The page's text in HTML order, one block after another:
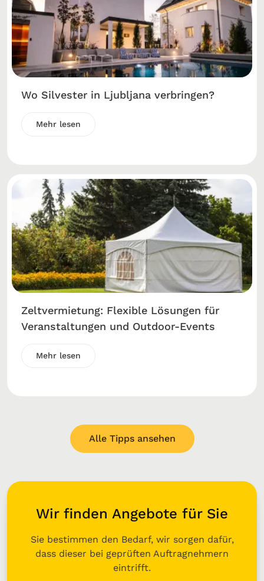
Wo Silvester in Ljubljana verbringen?
Mehr lesen
Zeltvermietung: Flexible Lösungen für
Veranstaltungen und Outdoor-Events
Mehr lesen
Alle Tipps ansehen
Wir finden Angebote für Sie
Sie bestimmen den Bedarf, wir sorgen dafür,
dass dieser bei geprüften Auftragnehmern
eintrifft.